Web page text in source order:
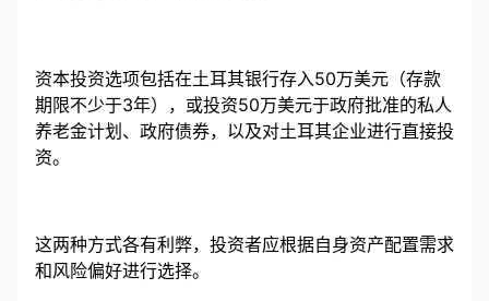
资本投资选项包括在土耳其银行存入50万美元（存款
期限不少于3年），或投资50万美元于政府批准的私人
养老金计划、政府债券，以及对土耳其企业进行直接投
这两种方式各有利弊，投资者应根据自身资产配置需求